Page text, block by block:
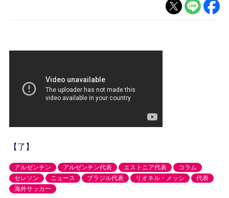
【了】
アルゼンチン アルゼンチン代表 エストニア代表
コラム
セレソン
ニュース ブラジル代表 リオネル・メッシ
代表
海外サッカー